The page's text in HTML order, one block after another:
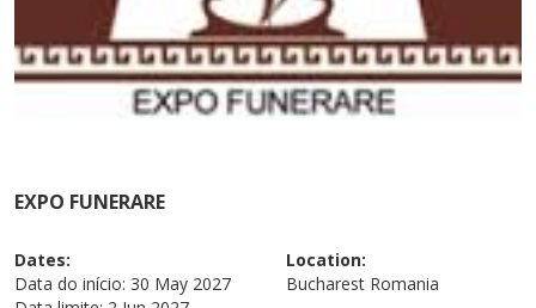
EXPO FUNERARE
Dates:
Data do início: 30 May 2027
Location:
Bucharest Romania